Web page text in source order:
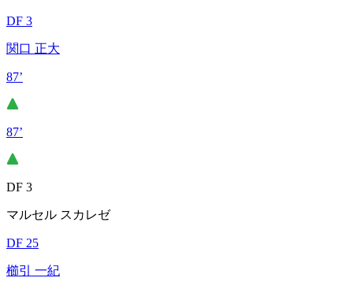
DF 3
関口 正大
87’
87’
DF 3
マルセル スカレゼ
DF 25
櫛引 一紀